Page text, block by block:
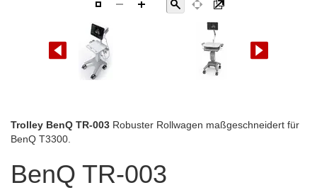
BenQ TR-003
Zum
Anfang
Bildgalerie
springen
Trolley BenQ TR-003 Robuster Rollwagen maßgeschneidert für
BenQ T3300.